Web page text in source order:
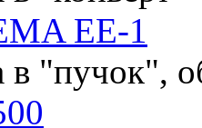
EE-1
в "пучок",